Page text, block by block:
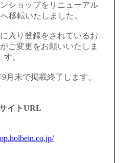
ショップをリニューアル
移転いたしました。
入り登録をされているお
ご変更をお願いいたしま
す。
月末で掲載終了します。
イトURL